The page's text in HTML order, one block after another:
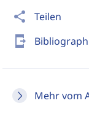
share Teilen
send_to_mobile
Mehr vom